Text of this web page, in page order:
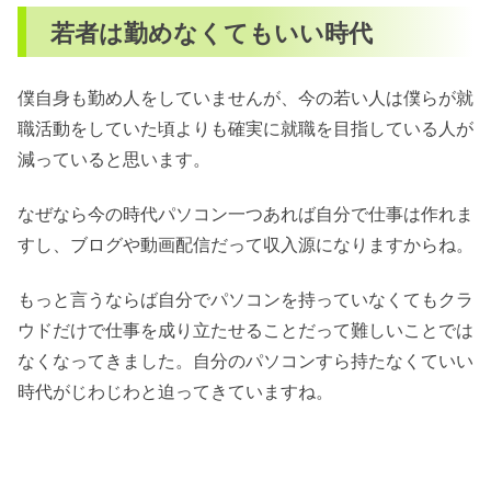
若者は勤めなくてもいい時代
僕自身も勤め人をしていませんが、今の若い人は僕らが就
職活動をしていた頃よりも確実に就職を目指している人が
減っていると思います。
なぜなら今の時代パソコン一つあれば自分で仕事は作れま
すし、ブログや動画配信だって収入源になりますからね。
もっと言うならば自分でパソコンを持っていなくてもクラ
ウドだけで仕事を成り立たせることだって難しいことでは
なくなってきました。自分のパソコンすら持たなくていい
時代がじわじわと迫ってきていますね。